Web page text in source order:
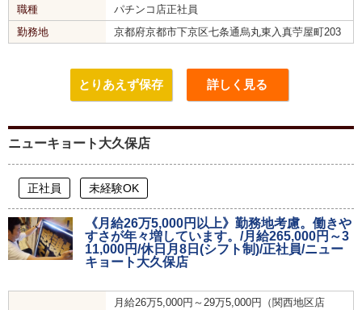
職種
パチンコ店正社員
勤務地
京都府京都市下京区七条通烏丸東入真苧屋町203
とりあえず保存 詳しく見る
ニューキョート大久保店
正社員 未経験OK
《月給26万5,000円以上》勤務地考慮。働きや
すさが年々増しています。/月給265,000円～3
11,000円/休日月8日(シフト制)/正社員/ニュー
キョート大久保店
月給26万5,000円～29万5,000円（関西地区店